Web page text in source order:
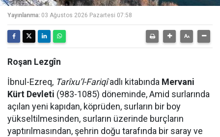
Yayınlanma: 03 Ağustos 2026 Pazartesi 07:58
Roşan Lezgîn
İbnul-Ezreq, Tarîxu’l-Fariqîadlı kitabında Mervani
Kürt Devleti (983-1085) döneminde, Amid surlarında
açılan yeni kapıdan, köprüden, surların bir boy
yükseltilmesinden, surların üzerinde burçların
yaptırılmasından, şehrin doğu tarafında bir saray ve